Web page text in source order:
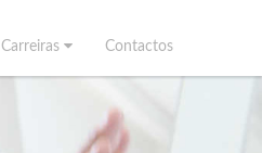
Carreiras Contactos